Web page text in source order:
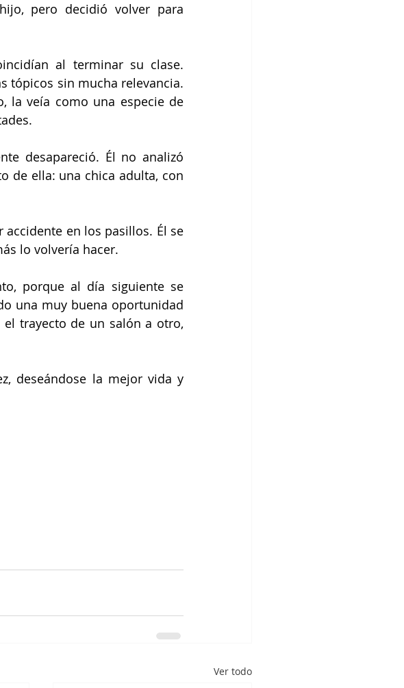
pero decidió volver para
al terminar su clase.
tópicos sin mucha relevancia.
la veía como una especie de
desapareció. Él no analizó
de ella: una chica adulta, con
en los pasillos. Él se
lo volvería hacer.
porque al día siguiente se
una muy buena oportunidad
trayecto de un salón a otro,
deseándose la mejor vida y
Ver todo